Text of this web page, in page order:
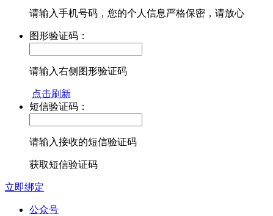
请输入手机号码，您的个人信息严格保密，请放心
图形验证码：
请输入右侧图形验证码
点击刷新
短信验证码：
请输入接收的短信验证码
获取短信验证码
立即绑定
公众号